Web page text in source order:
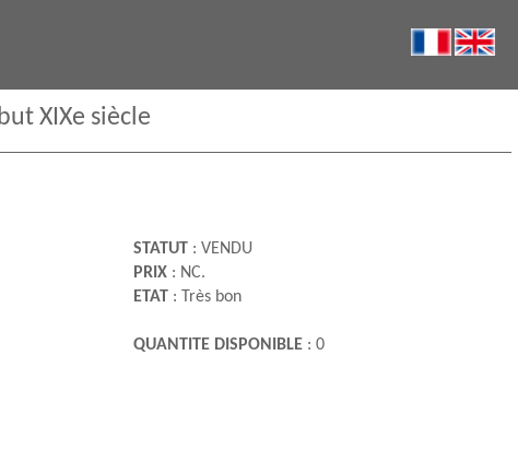
XIXe siècle
STATUT: VENDU
PRIX : NC.
ETAT: Très bon
QUANTITE DISPONIBLE: 0